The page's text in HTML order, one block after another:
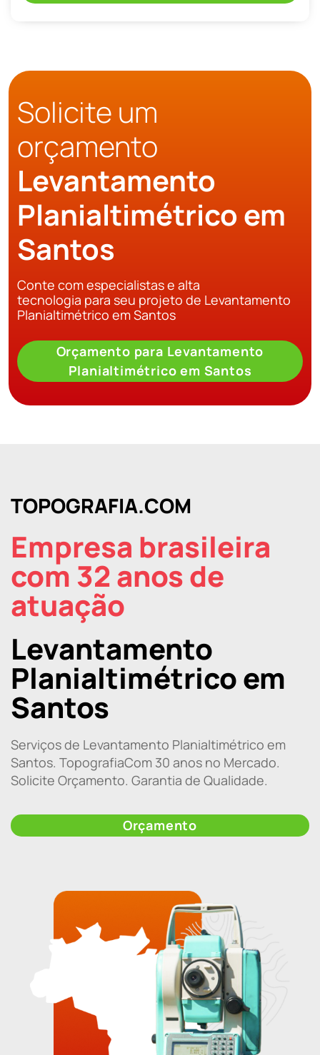
Solicite um
orçamento
Levantamento
Planialtimétrico em
Santos
Conte com especialistas e alta
tecnologia para seu projeto de Levantamento
Planialtimétrico em Santos
Orçamento para Levantamento
Planialtimétrico em Santos
TOPOGRAFIA.COM
Empresa brasileira
com 32 anos de
atuação
Levantamento
Planialtimétrico em
Santos
Serviços de Levantamento Planialtimétrico em
Santos. TopografiaCom 30 anos no Mercado.
Solicite Orçamento. Garantia de Qualidade.
Orçamento